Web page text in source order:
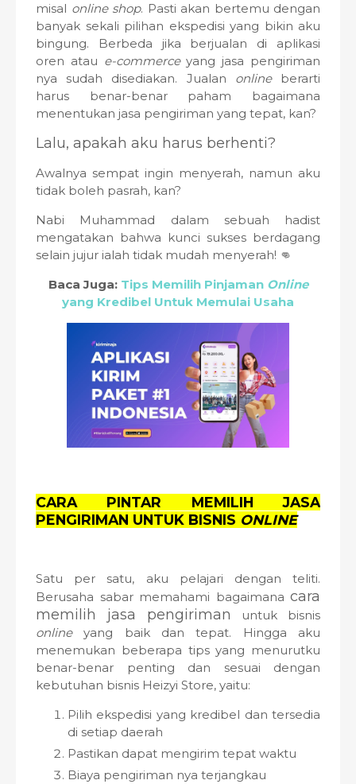
misal online shop. Pasti akan bertemu dengan
banyak sekali pilihan ekspedisi yang bikin aku
bingung. Berbeda jika berjualan di aplikasi
oren atau e-commerceyang jasa pengiriman
nya sudah disediakan. Jualan online berarti
harus benar-benar paham bagaimana
menentukan jasa pengiriman yang tepat, kan?
Lalu, apakah aku harus berhenti?
Awalnya sempat ingin menyerah, namun aku
tidak boleh pasrah, kan?
Nabi Muhammad dalam sebuah hadist
mengatakan bahwa kunci sukses berdagang
selain jujur ialah tidak mudah menyerah! 👊
Baca Juga: Tips Memilih Pinjaman Online
yang Kredibel Untuk Memulai Usaha
CARA PINTAR MEMILIH JASA
PENGIRIMAN UNTUK BISNIS ONLINE
Satu per satu, aku pelajari dengan teliti.
Berusaha sabar memahami bagaimana cara
memilih jasa pengiriman
untuk bisnis
onlineyang baik dan tepat. Hingga aku
menemukan beberapa tips yang menurutku
benar-benar penting dan sesuai dengan
kebutuhan bisnis Heizyi Store, yaitu:
Pilih ekspedisi yang kredibel dan tersedia
di setiap daerah
Pastikan dapat mengirim tepat waktu
Biaya pengiriman nya terjangkau